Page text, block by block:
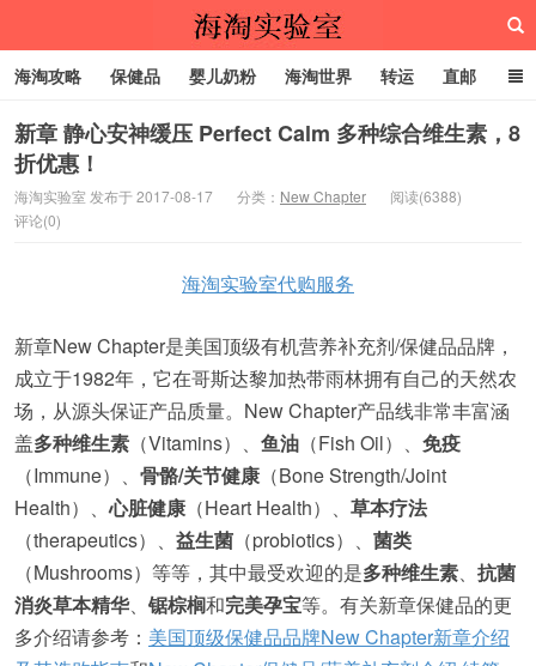
海淘实验室
海淘攻略 保健品 婴儿奶粉 海淘世界 转运 直邮
代购服务
新章 静心安神缓压 Perfect Calm 多种综合维生素，8
折优惠！
海淘实验室 发布于 2017-08-17 分类： New Chapter
阅读(6388)
评论(0)
海淘实验室代购服务
新章New Chapter是美国顶级有机营养补充剂/保健品品牌，
成立于1982年，它在哥斯达黎加热带雨林拥有自己的天然农
场，从源头保证产品质量。New Chapter产品线非常丰富涵
盖多种维生素 （Vitamins）、 鱼油 （Fish Oil）、 免疫
（Immune）、 骨骼/关节健康 （Bone Strength/Joint
Health）、心脏健康 （Heart Health）、 草本疗法
（therapeutics）、 益生菌 （probiotics）、 菌类
（Mushrooms）等等，其中最受欢迎的是多种维生素、 抗菌
消炎草本精华、 锯棕榈和完美孕宝等。有关新章保健品的更
多介绍请参考： 美国顶级保健品品牌New Chapter新章介绍